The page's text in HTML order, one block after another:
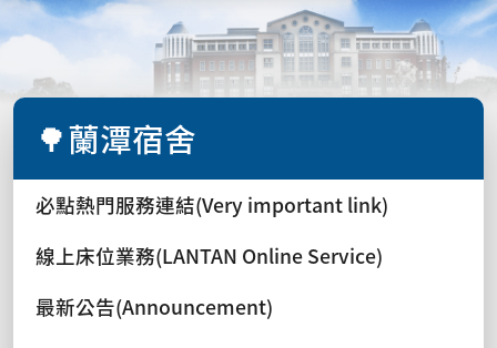
🌳蘭潭宿舍
必點熱門服務連結(Very important link)
線上床位業務(LANTAN Online Service)
最新公告(Announcement)